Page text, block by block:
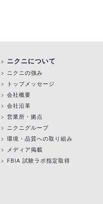
ニクニについて
ニクニの強み
トップメッセージ
会社概要
会社沿革
営業所・拠点
ニクニグループ
環境・品質への取り組み
メディア掲載
FBIA 試験ラボ指定取得